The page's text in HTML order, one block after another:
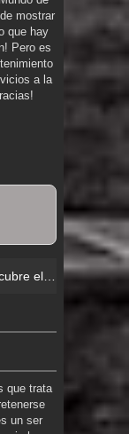
mostrar
que hay
Pero es
a la
el Pastel
que trata
un ser